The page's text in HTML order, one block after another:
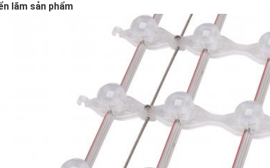
lãm sản phẩm